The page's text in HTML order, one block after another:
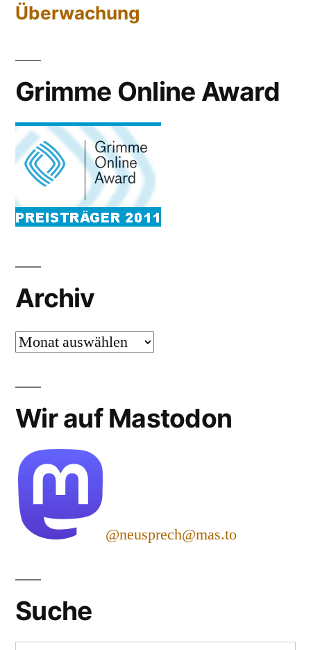
Überwachung
Grimme Online Award
Archiv
Archiv
Wir auf Mastodon
@neusprech@mas.to
Suche